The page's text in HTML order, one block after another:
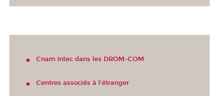
Cnam Intec dans les DROM-COM
Centres associés à l'étranger